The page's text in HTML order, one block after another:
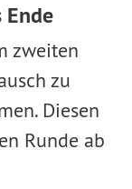
zweiten
zu
Diesen
Runde ab